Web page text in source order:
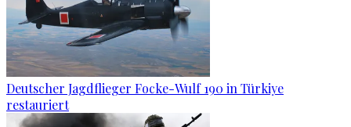
Deutscher Jagdflieger Focke-Wulf 190 in Türkiye
restauriert